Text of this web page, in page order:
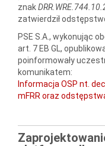
znak
zatwierdził odstępstwo
PSE S.A., wykonując
art. 7 EB GL,
poinformowały
komunikatem:
Informacja OSP nt.
mFRR oraz